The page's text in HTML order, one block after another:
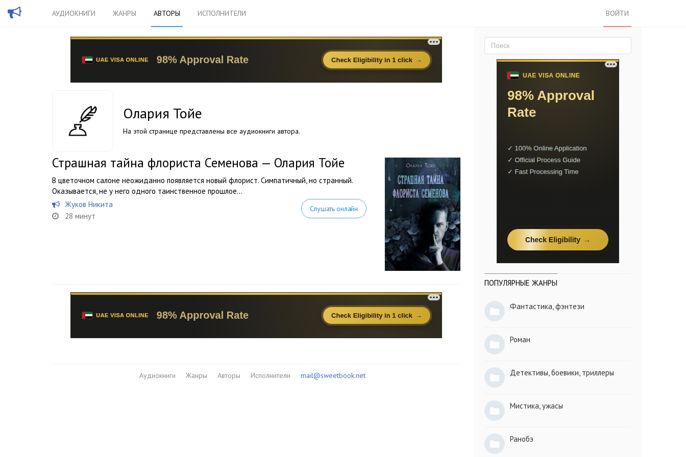
АУДИОКНИГИ ЖАНРЫ АВТОРЫ ИСПОЛНИТЕЛИ ВОЙТИ
Олария Тойе
На этой странице представлены все аудиокниги автора.
Страшная тайна флориста Семенова — Олария Тойе
В цветочном салоне неожиданно появляется новый флорист. Симпатичный, но странный.
Оказывается, не у него одного таинственное прошлое…
Жуков Никита
28 минут
Слушать онлайн
Аудиокниги Жанры Авторы Исполнители mail@sweetbook.net
ПОПУЛЯРНЫЕ ЖАНРЫ
Фантастика, фэнтези
Роман
Детективы, боевики, триллеры
Мистика, ужасы
Ранобэ